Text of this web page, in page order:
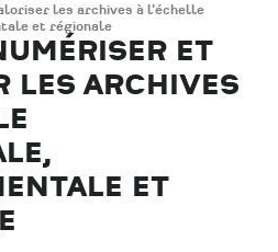
les archives à l'échelle
et régionale
ET
LES ARCHIVES
ET